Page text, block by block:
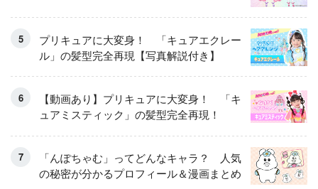
プリキュアに大変身！ 「キュアエクレー
ル」の髪型完全再現【写真解説付き】
【動画あり】プリキュアに大変身！ 「キ
ュアミスティック」の髪型完全再現！
「んぽちゃむ」ってどんなキャラ？ 人気
の秘密が分かるプロフィール＆漫画まとめ